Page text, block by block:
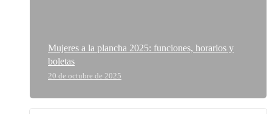
Mujeres a la plancha 2025: funciones, horarios y
boletas
20 de octubre de 2025